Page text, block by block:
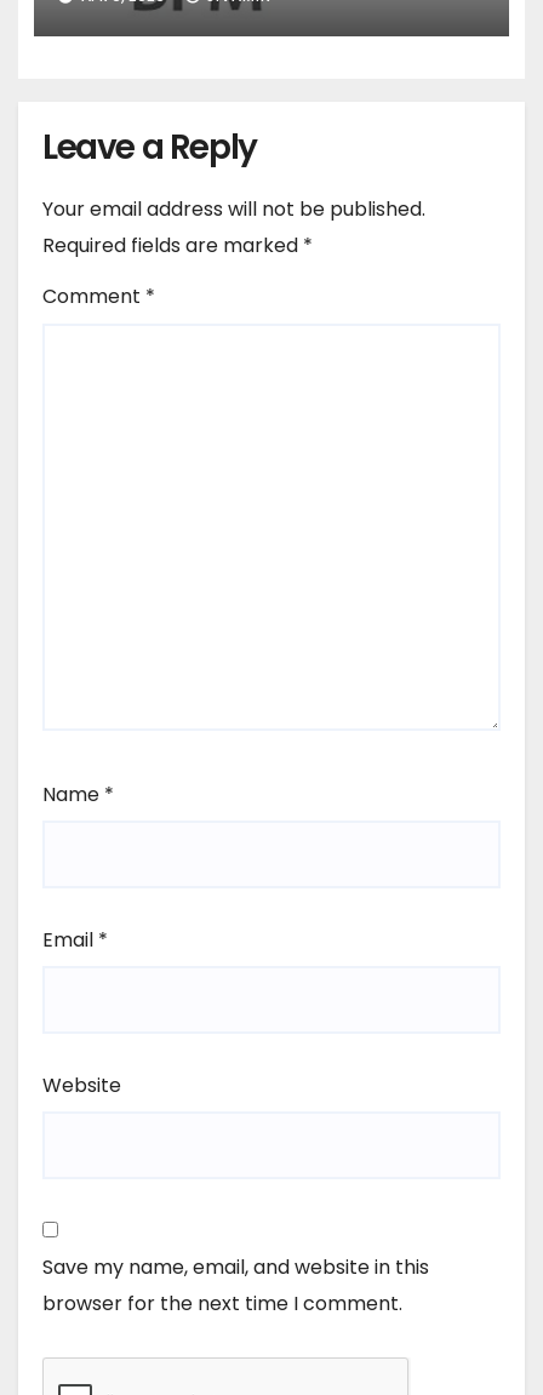
Leave a Reply
Your email address will not be published.
Required fields are marked *
Comment *
Name *
Email *
Website
Save my name, email, and website in this
browser for the next time I comment.